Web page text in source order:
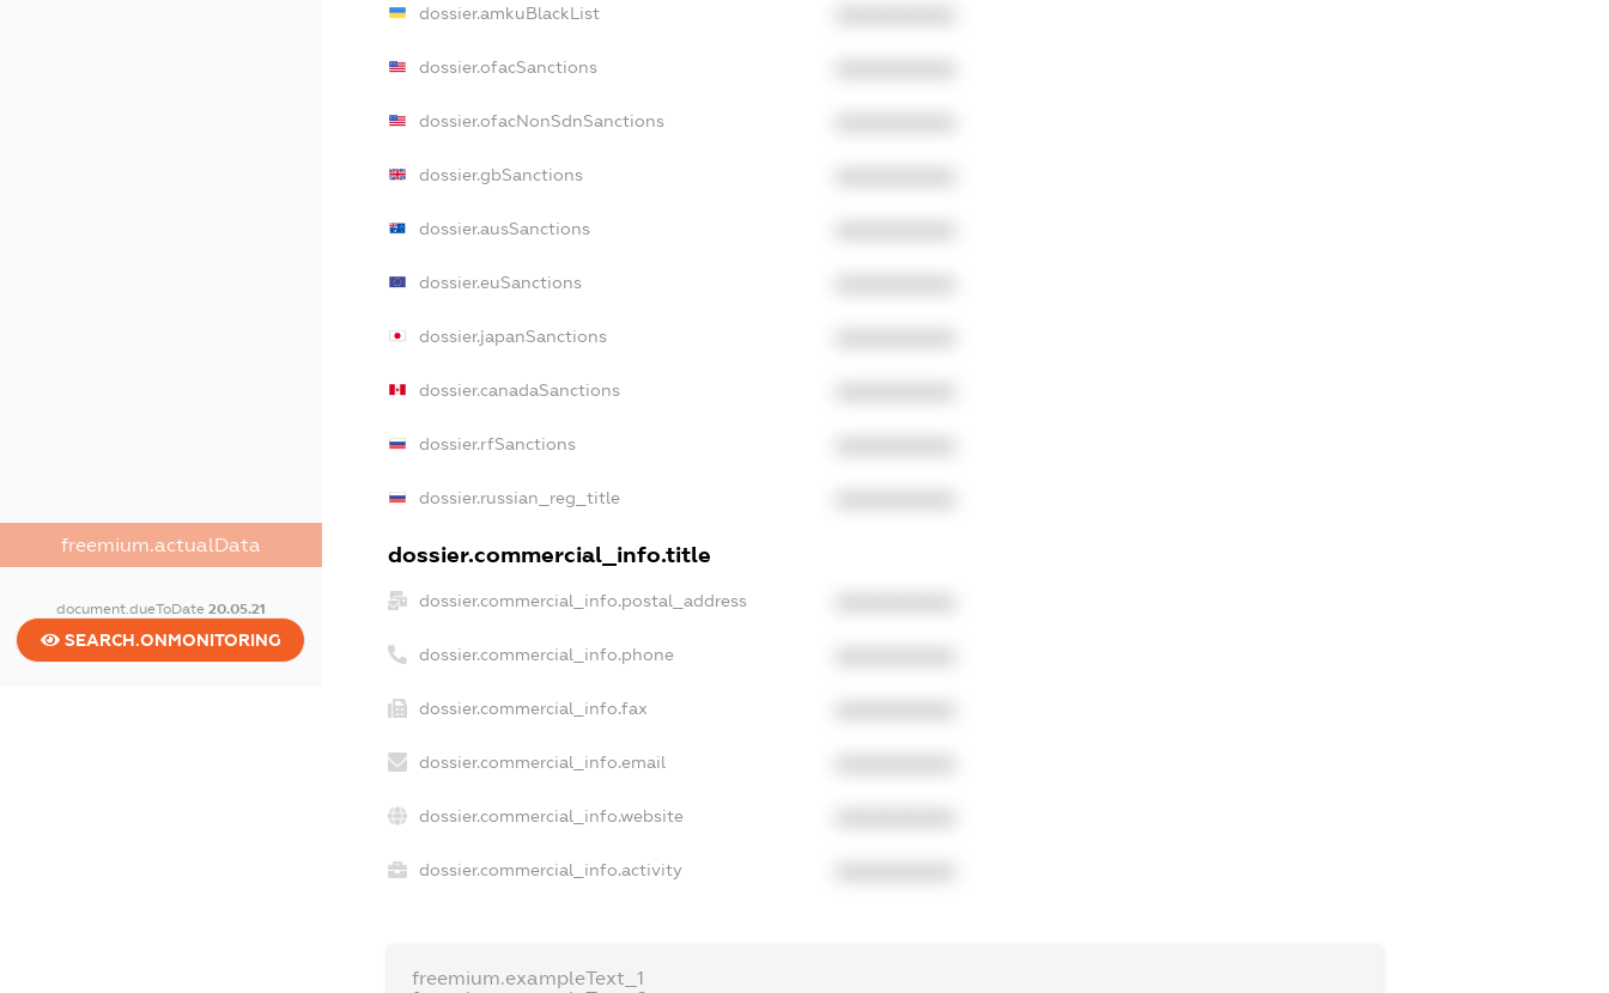
freemium.actualData
document.dueToDate 20.05.21
SEARCH.ONMONITORING
dossier.amkuBlackList
dossier.ofacSanctions
dossier.ofacNonSdnSanctions
dossier.gbSanctions
dossier.ausSanctions
dossier.euSanctions
dossier.japanSanctions
dossier.canadaSanctions
dossier.rfSanctions
dossier.russian_reg_title
dossier.commercial_info.title
dossier.commercial_info.postal_address
dossier.commercial_info.phone
dossier.commercial_info.fax
dossier.commercial_info.email
dossier.commercial_info.website
dossier.commercial_info.activity
freemium.exampleText_1